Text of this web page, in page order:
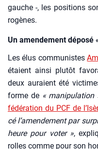
gauche -, les posi­tions
ro­gènes.
Un amendement déposé
Les élus com­mu­nistes
étaient ain­si plu­tôt
deux auraient été
forme de « mani­pu­la­tion
fédé­ra­tion du PCF de
cé l’a­men­de­ment par
heure pour voter »,
rolles comme pour son